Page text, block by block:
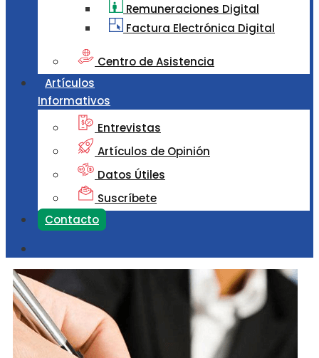
Remuneraciones Digital
Factura Electrónica Digital
Centro de Asistencia
Artículos
Informativos
Entrevistas
Artículos de Opinión
Datos Útiles
Suscríbete
Contacto